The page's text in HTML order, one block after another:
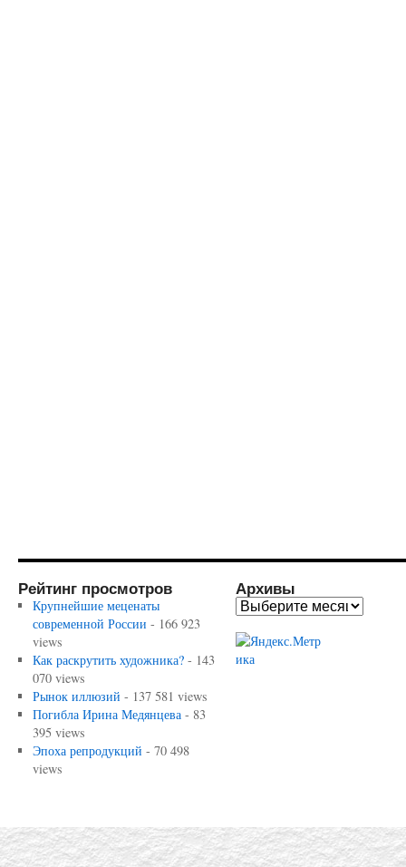
Рейтинг просмотров
Крупнейшие меценаты
современной России - 166 923
views
Как раскрутить художника?- 143
070 views
Рынок иллюзий - 137 581 views
Погибла Ирина Медянцева- 83
395 views
Эпоха репродукций - 70 498
views
Архивы